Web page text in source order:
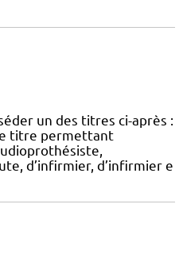
un des titres ci-après :
titre permettant
d’infirmier, d’infirmier e